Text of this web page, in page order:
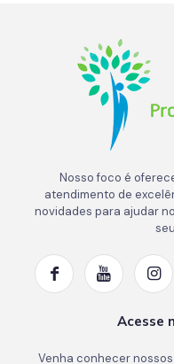
Nosso foco é
atendimento de
novidades para ajudar
Acesse
Venha conhecer